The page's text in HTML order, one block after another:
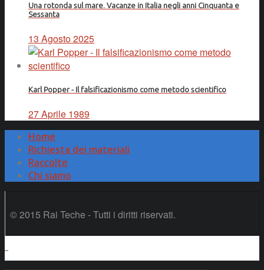
Una rotonda sul mare. Vacanze in Italia negli anni Cinquanta e
Sessanta
13 Agosto 2025
Karl Popper - Il falsificazionismo come metodo scientifico
27 Aprile 1989
Home
Richiesta dei materiali
Raccolte
Chi siamo
© 2015 Rai Teche - Tutti i diritti riservati.